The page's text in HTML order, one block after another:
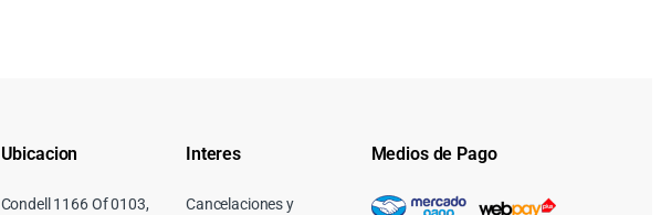
Ubicacion
Condell 1166 Of 0103,
Interes
Cancelaciones y
Medios de Pago